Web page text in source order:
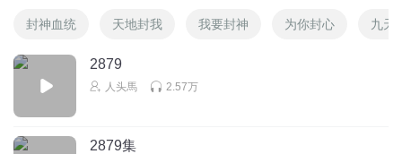
封神血统 天地封我 我要封神 为你封心 九天
2879
人头馬 2.57万
2879集